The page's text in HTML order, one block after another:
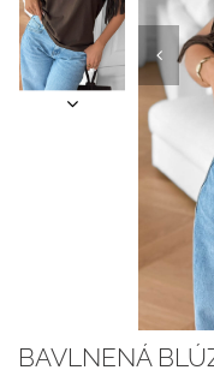
BAVLNENÁ